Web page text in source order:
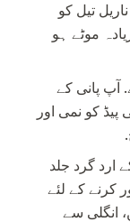
تیل کو
موٹے ہو
آپ پانی کے
کو نمی اور
ارد گرد جلد
کرنے کے لئے
انگلی سے